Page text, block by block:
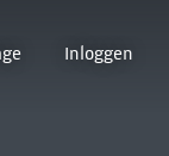
Inloggen